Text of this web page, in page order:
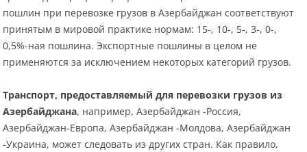
пошлин при перевозке грузов в Азербайджан соответствуют
принятым в мировой практике нормам: 15-, 10-, 5-, 3-, 0-,
0,5%-ная пошлина. Экспортные пошлины в целом не
применяются за исключением некоторых категорий грузов.
Транспорт, предоставляемый для перевозки грузов из
Азербайджана, например, Азербайджан -Россия,
Азербайджан-Европа, Азербайджан -Молдова, Азербайджан
-Украина, может следовать из других стран. Как правило,